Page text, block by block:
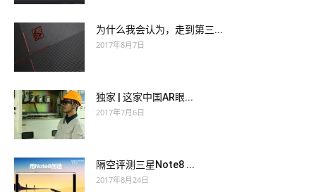
为什么我会认为，走到第三...
2017年8月7日
独家 | 这家中国AR眼...
2017年7月6日
隔空评测三星Note8 ...
2017年8月24日